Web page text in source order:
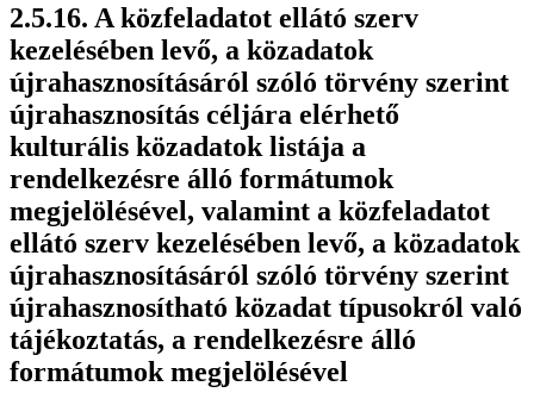
A közfeladatot ellátó szerv
kezelésében levő, a közadatok
újrahasznosításáról szóló törvény szerint
újrahasznosítás céljára elérhető
kulturális közadatok listája a
rendelkezésre álló formátumok
megjelölésével, valamint a közfeladatot
ellátó szerv kezelésében levő, a közadatok
újrahasznosításáról szóló törvény szerint
újrahasznosítható közadat típusokról való
tájékoztatás, a rendelkezésre álló
formátumok megjelölésével